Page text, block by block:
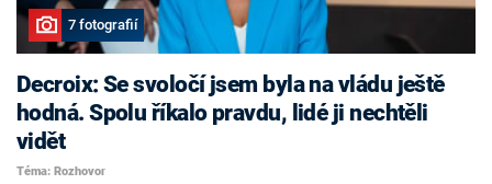
7 fotografií
Decroix: Se svoločí jsem byla na vládu ještě
hodná. Spolu říkalo pravdu, lidé ji nechtěli
vidět
Téma: Rozhovor